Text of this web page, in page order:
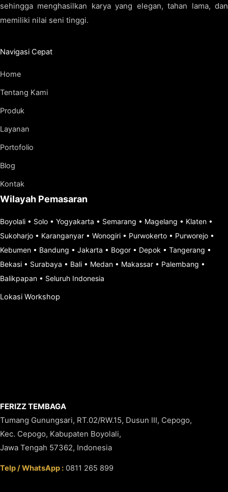
sehingga menghasilkan karya yang elegan, tahan lama, dan
memiliki nilai seni tinggi.
Navigasi Cepat
Home
Tentang Kami
Produk
Layanan
Portofolio
Blog
Kontak
Wilayah Pemasaran
Boyolali • Solo • Yogyakarta • Semarang • Magelang • Klaten •
Sukoharjo • Karanganyar • Wonogiri • Purwokerto • Purworejo •
Kebumen • Bandung • Jakarta • Bogor • Depok • Tangerang •
Bekasi • Surabaya • Bali • Medan • Makassar • Palembang •
Balikpapan • Seluruh Indonesia
Lokasi Workshop
FERIZZ TEMBAGA
Tumang Gunungsari, RT.02/RW.15, Dusun III, Cepogo,
Kec. Cepogo, Kabupaten Boyolali,
Jawa Tengah 57362, Indonesia
Telp / WhatsApp : 0811 265 899